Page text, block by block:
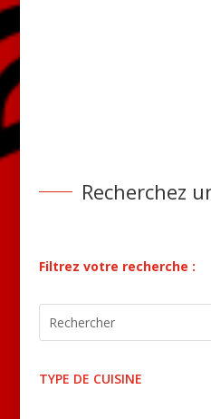
Recherchez
Filtrez votre recherche :
TYPE DE CUISINE